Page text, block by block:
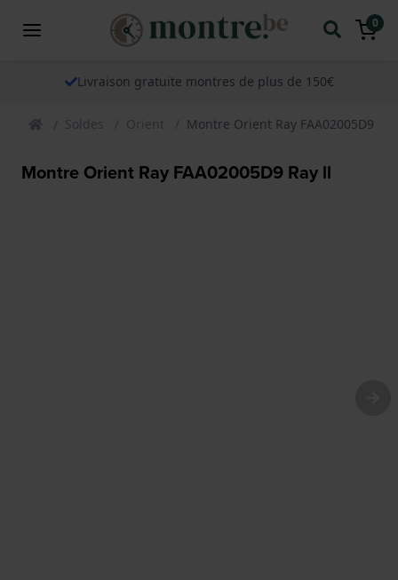
0
Livraison gratuite montres de plus de 150€
Soldes Orient Montre Orient Ray FAA02005D9
Montre Orient Ray FAA02005D9 Ray ll